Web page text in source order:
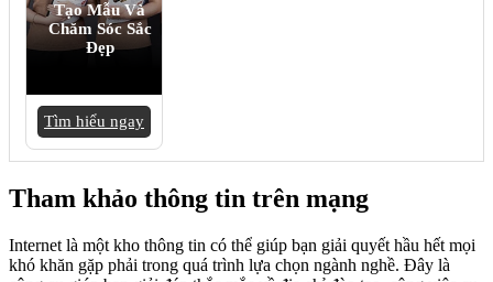
Tạo Mẫu Và
Chăm Sóc Sắc
Đẹp
Tìm hiểu ngay
Tham khảo thông tin trên mạng
Internet là một kho thông tin có thể giúp bạn giải quyết hầu hết mọi
khó khăn gặp phải trong quá trình lựa chọn ngành nghề. Đây là